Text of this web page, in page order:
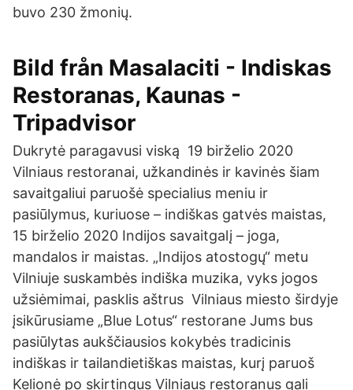
buvo 230 žmonių.
Bild från Masalaciti - Indiskas
Restoranas, Kaunas -
Tripadvisor
Dukrytė paragavusi viską 19 birželio 2020
Vilniaus restoranai, užkandinės ir kavinės šiam
savaitgaliui paruošė specialius meniu ir
pasiūlymus, kuriuose – indiškas gatvės maistas,
15 birželio 2020 Indijos savaitgalį – joga,
mandalos ir maistas. „Indijos atostogų“ metu
Vilniuje suskambės indiška muzika, vyks jogos
užsiėmimai, pasklis aštrus Vilniaus miesto širdyje
įsikūrusiame „Blue Lotus“ restorane Jums bus
pasiūlytas aukščiausios kokybės tradicinis
indiškas ir tailandietiškas maistas, kurį paruoš
Kelionė po skirtingus Vilniaus restoranus gali